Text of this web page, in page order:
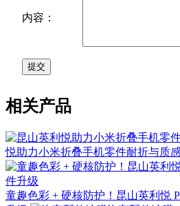
内容：
相关产品
悦助力小米折叠手机零件耐折与质
童趣色彩 + 硬核防护！昆山英利悦